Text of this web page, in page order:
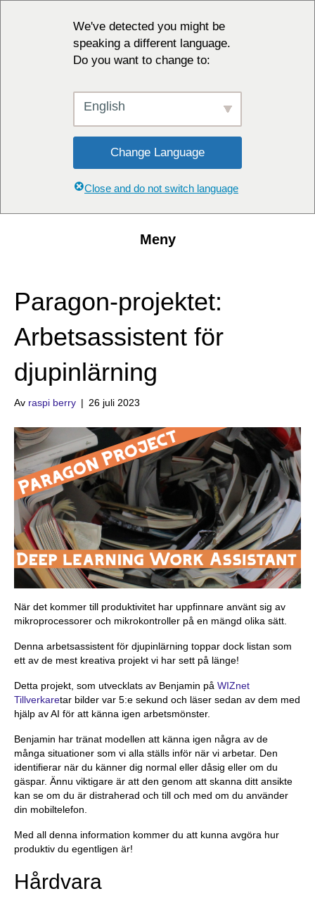
We've detected you might be
speaking a different language.
Do you want to change to:
English
Change Language
Close and do not switch language
Meny
Paragon-projektet:
Arbetsassistent för
djupinlärning
Av raspi berry | 26 juli 2023
När det kommer till produktivitet har uppfinnare använt sig av
mikroprocessorer och mikrokontroller på en mängd olika sätt.
Denna arbetsassistent för djupinlärning toppar dock listan som
ett av de mest kreativa projekt vi har sett på länge!
Detta projekt, som utvecklats av Benjamin på WIZnet
Tillverkaretar bilder var 5:e sekund och läser sedan av dem med
hjälp av AI för att känna igen arbetsmönster.
Benjamin har tränat modellen att känna igen några av de
många situationer som vi alla ställs inför när vi arbetar. Den
identifierar när du känner dig normal eller dåsig eller om du
gäspar. Ännu viktigare är att den genom att skanna ditt ansikte
kan se om du är distraherad och till och med om du använder
din mobiltelefon.
Med all denna information kommer du att kunna avgöra hur
produktiv du egentligen är!
Hårdvara